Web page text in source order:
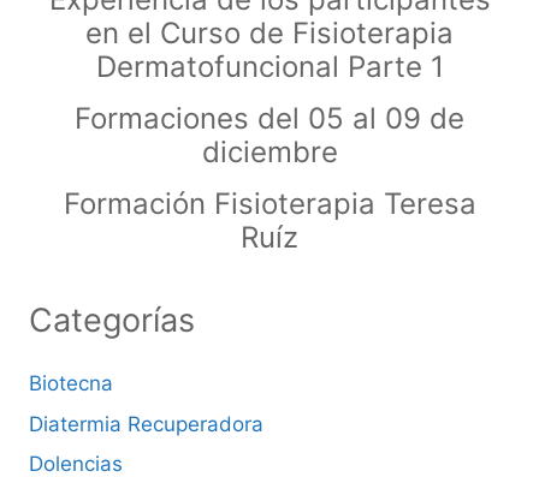
en el Curso de Fisioterapia
Dermatofuncional Parte 1
Formaciones del 05 al 09 de
diciembre
Formación Fisioterapia Teresa
Ruíz
Categorías
Biotecna
Diatermia Recuperadora
Dolencias